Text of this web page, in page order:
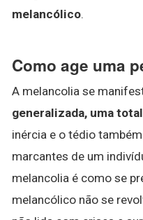
melancólico.
Como age uma
A melancolia se
generalizada, uma
inércia e o tédio
marcantes de um
melancolia é como se
melancólico não se